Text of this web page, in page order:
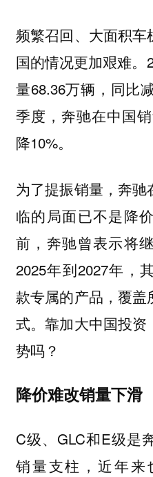
频繁召回、大面积
国的情况更加艰难。
量68.36万辆，同比
季度，奔驰在中国
降10%。
为了提振销量，奔
临的局面已不是降
前，奔驰曾表示将
2025年到2027年，
款专属的产品，覆
式。靠加大中国投
势吗？
降价难改销量下滑
C级、GLC和E级是
销量支柱，近年来